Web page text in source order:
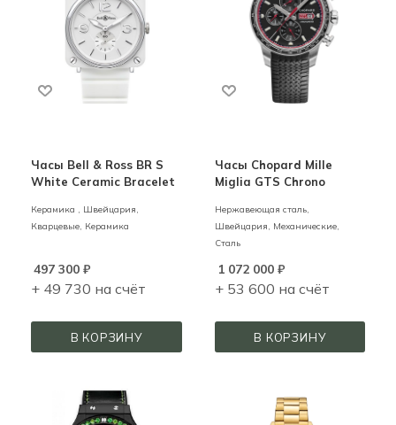
Часы Bell & Ross BR S
White Ceramic Bracelet
Керамика , Швейцария,
Кварцевые, Керамика
497 300 ₽
+ 49 730 на счёт
В КОРЗИНУ
Часы Chopard Mille
Miglia GTS Chrono
Нержавеющая сталь,
Швейцария, Механические,
Сталь
1 072 000₽
+ 53 600 на счёт
В КОРЗИНУ